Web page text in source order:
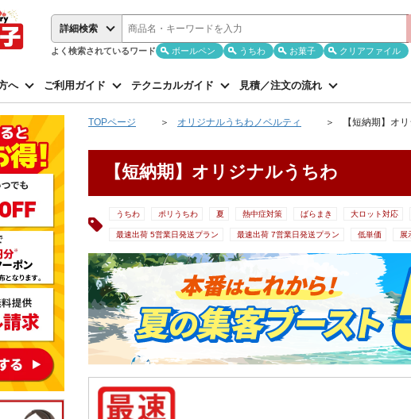
詳細検索
よく検索されているワード ボールペン うちわ お菓子 クリアファイル
へ ご利用ガイド テクニカルガイド 見積／注文の流れ
TOPページ オリジナルうちわノベルティ 【短納期】オ
【短納期】オリジナルうちわ
うちわ ポリうちわ 夏 熱中症対策 ばらまき 大ロット対応
最速出荷 5営業日発送プラン 最速出荷 7営業日発送プラン 低単価 展